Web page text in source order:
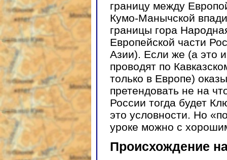
границу между
Кумо-Манычской
границы гора
Европейской части
Азии). Если же (а это
проводят по
только в Европе)
претендовать не на
России тогда будет
это условности. Но
уроке можно с
Происхождение